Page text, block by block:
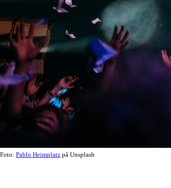
Foto: Pablo Heimplatz på Unsplash